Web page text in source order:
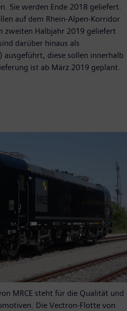
Sie werden Ende 2018 geliefert.
auf dem Rhein-Alpen-Korridor
zweiten Halbjahr 2019 geliefert
darüber hinaus als
ausgeführt, diese sollen innerhalb
ist ab März 2019 geplant.
MRCE steht für die Qualität und
Die Vectron-Flotte von